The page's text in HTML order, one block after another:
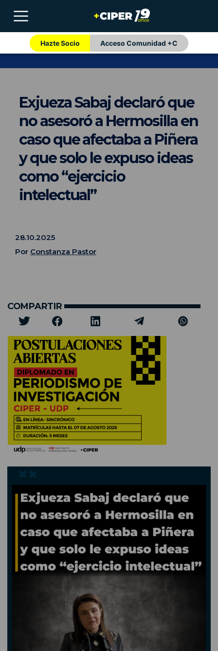
Hazte Socio Acceso Comunidad +C
Exjueza Sabaj declaró que
no asesoró a Hermosilla en
caso que afectaba a Piñera
y que solo le expuso ideas
como “ejercicio
intelectual”
28.10.2025
Por Constanza Pastor
COMPARTIR